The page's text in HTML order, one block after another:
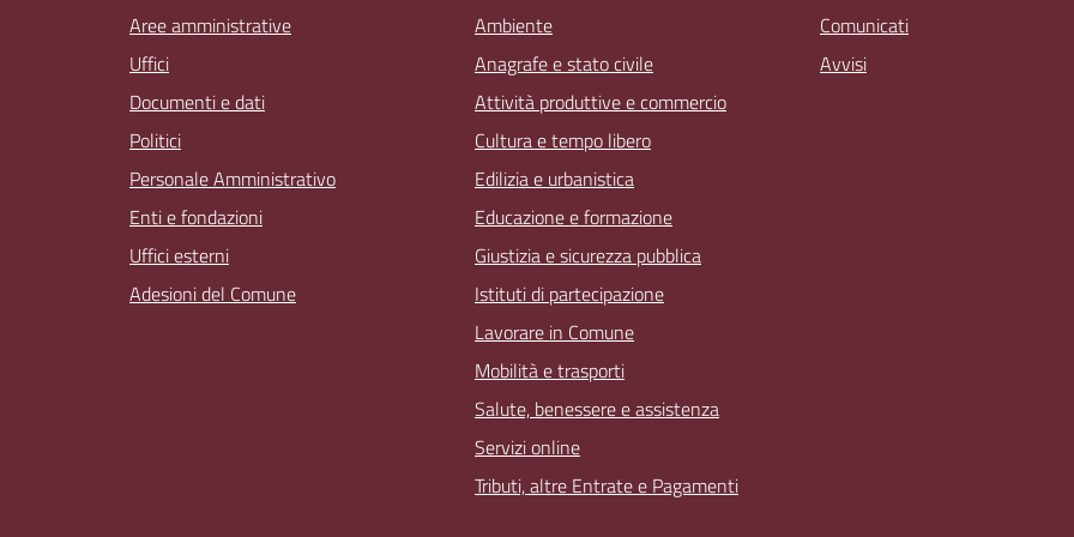
Aree amministrative
Uffici
Documenti e dati
Politici
Personale Amministrativo
Enti e fondazioni
Uffici esterni
Adesioni del Comune
Ambiente
Anagrafe e stato civile
Attività produttive e commercio
Cultura e tempo libero
Edilizia e urbanistica
Educazione e formazione
Giustizia e sicurezza pubblica
Istituti di partecipazione
Lavorare in Comune
Mobilità e trasporti
Salute, benessere e assistenza
Servizi online
Tributi, altre Entrate e Pagamenti
Comunicati
Avvisi